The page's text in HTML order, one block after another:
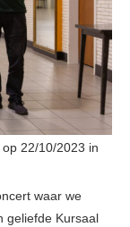
22/10/2023 in
waar we
geliefde Kursaal